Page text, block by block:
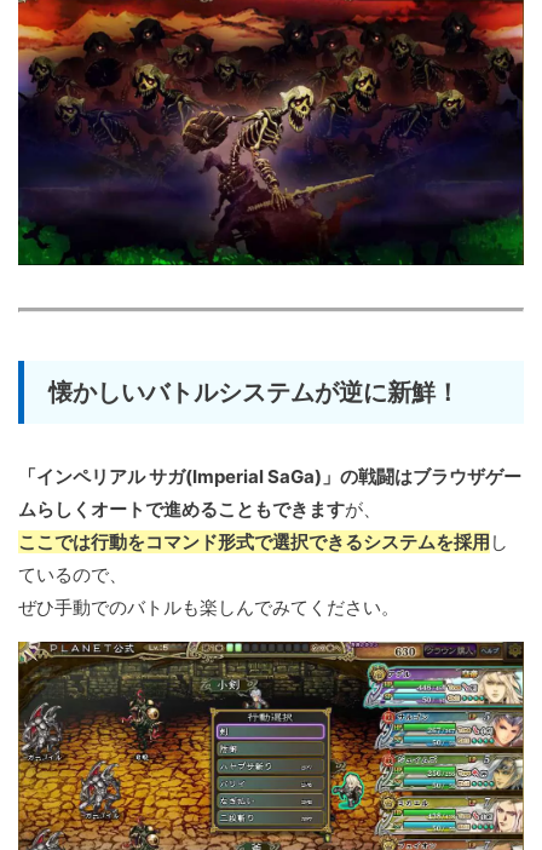
懐かしいバトルシステムが逆に新鮮！
「インペリアル サガ(Imperial SaGa)」の戦闘はブラウザゲー
ムらしくオートで進めることもできますが、
ここでは行動をコマンド形式で選択できるシステムを採用 し
ているので、
ぜひ手動でのバトルも楽しんでみてください。